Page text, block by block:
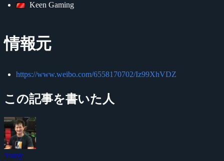
Keen Gaming
情報元
https://www.weibo.com/6558170702/Iz99XhVDZ
この記事を書いた人
Yossy